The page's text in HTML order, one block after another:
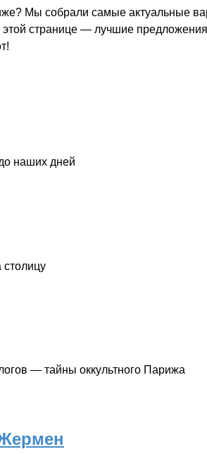
Мы собрали самые актуальные
этой странице — лучшие
наших дней
— тайны оккультного Парижа